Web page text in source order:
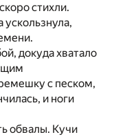
стихли.
ускользнула,
докуда хватало
с песком,
и ноги
обвалы. Кучи